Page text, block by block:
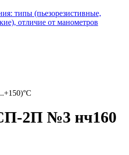
типы (пьезорезистивные,
отличие от манометров
2П №3 нч160